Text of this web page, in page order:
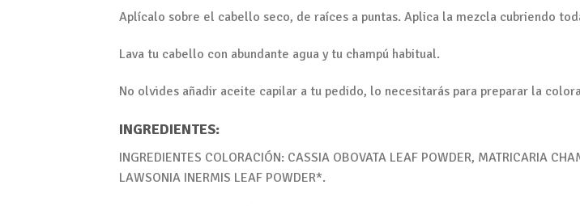
Aplícalo sobre el cabello seco, de raíces a puntas. Aplica la mezcla cubriendo
Lava tu cabello con abundante agua y tu champú habitual.
No olvides añadir aceite capilar a tu pedido, lo necesitarás para preparar la
INGREDIENTES:
INGREDIENTES COLORACIÓN: CASSIA OBOVATA LEAF POWDER, MATRICARIA
LAWSONIA INERMIS LEAF POWDER*.